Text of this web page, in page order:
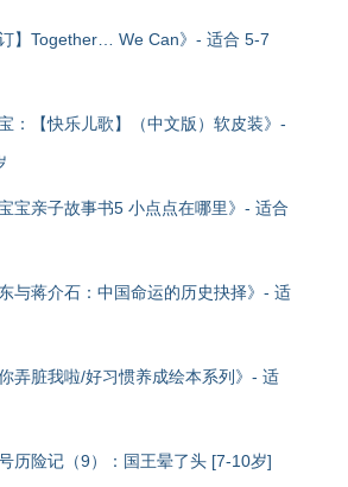
】Together… We Can》- 适合 5-7
：【快乐儿歌】（中文版）软皮装》-
宝亲子故事书5 小点点在哪里》- 适合
与蒋介石：中国命运的历史抉择》- 适
弄脏我啦/好习惯养成绘本系列》- 适
历险记（9）：国王晕了头 [7-10岁]